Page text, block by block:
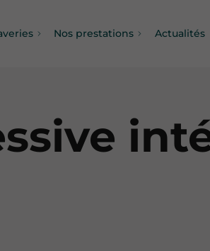
Nos prestations Actualités